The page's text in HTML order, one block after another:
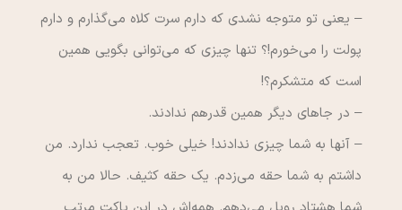
– يعني تو متوجه نشدي كه دارم سرت كلاه مي‌گذارم و دارم
پولت را مي‌خورم!؟ تنها چيزي كه مي‌تواني بگويي همين
است كه متشكرم؟!
– در جاهاي ديگر همين قدرهم ندادند.
– آنها به شما چيزي ندادند! خيلي خوب. تعجب ندارد. من
داشتم به شما حقه مي‌زدم. يك حقه كثيف. حالا من به